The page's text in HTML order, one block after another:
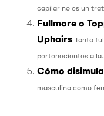
capilar no es un
Fullmore o
Uphairs Tanto
pertenecientes a
Cómo
masculina como